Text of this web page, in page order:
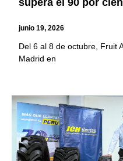
supera el 90 por
junio 19, 2026
Del 6 al 8 de octubre, Fruit
Madrid en